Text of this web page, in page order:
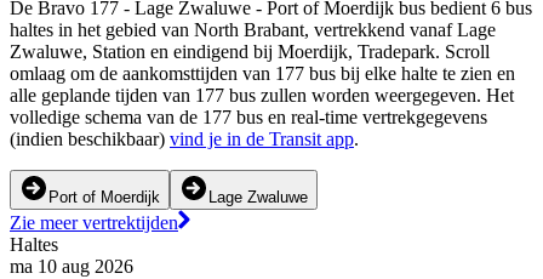
De Bravo 177 - Lage Zwaluwe - Port of Moerdijk bus bedient 6 bus
haltes in het gebied van North Brabant, vertrekkend vanaf Lage
Zwaluwe, Station en eindigend bij Moerdijk, Tradepark. Scroll
omlaag om de aankomsttijden van 177 bus bij elke halte te zien en
alle geplande tijden van 177 bus zullen worden weergegeven. Het
volledige schema van de 177 bus en real-time vertrekgegevens
(indien beschikbaar) vind je in de Transit app.
Port of Moerdijk Lage Zwaluwe
Zie meer vertrektijden
Haltes
ma 10 aug 2026